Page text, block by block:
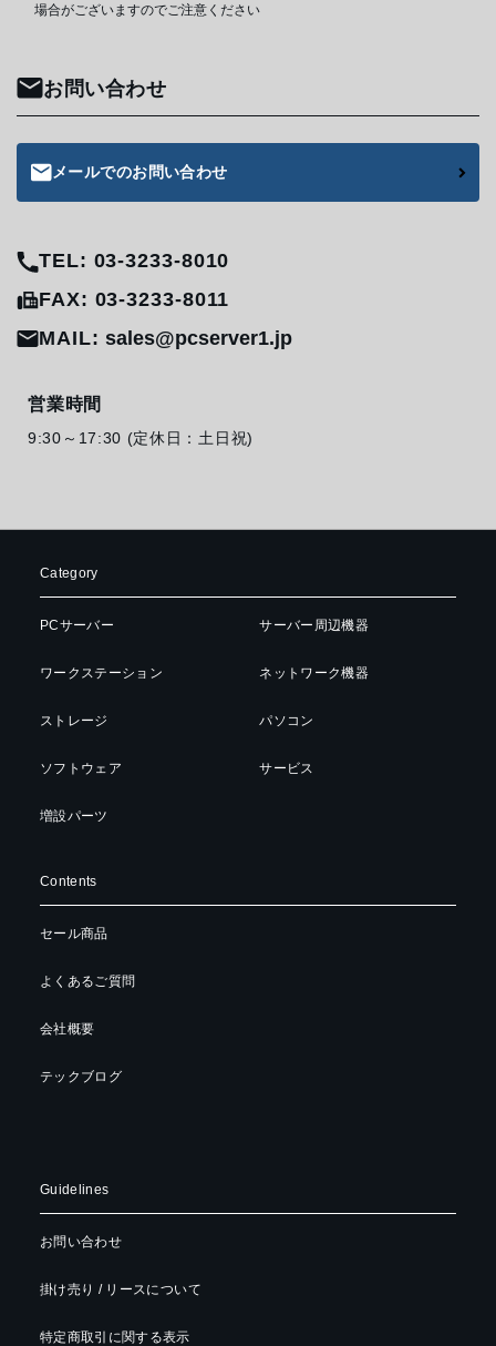
場合がございますのでご注意ください
お問い合わせ
メールでのお問い合わせ
TEL: 03-3233-8010
FAX: 03-3233-8011
MAIL:sales@pcserver1.jp
営業時間
9:30～17:30 (定休日：土日祝)
Category
PCサーバー
ワークステーション
ストレージ
ソフトウェア
増設パーツ
サーバー周辺機器
ネットワーク機器
パソコン
サービス
Contents
セール商品
よくあるご質問
会社概要
テックブログ
Guidelines
お問い合わせ
掛け売り / リースについて
特定商取引に関する表示